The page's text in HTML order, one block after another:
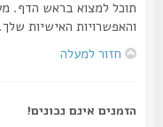
תוכל למצוא בראש הדף.
והאפשרויות האישיות שלך.
חזור למעלה
הזמנים אינם נכונים!